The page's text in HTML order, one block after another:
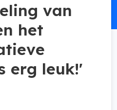
van
het
erg leuk!'